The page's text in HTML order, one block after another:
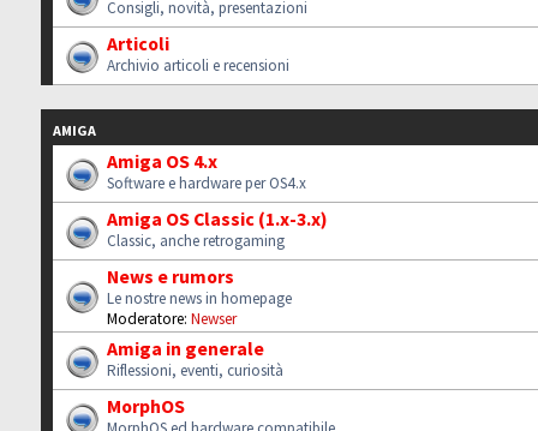
Consigli, novità, presentazioni
Articoli
Archivio articoli e recensioni
AMIGA
Amiga OS 4.x
Software e hardware per OS4.x
Amiga OS Classic (1.x-3.x)
Classic, anche retrogaming
News e rumors
Le nostre news in homepage
Moderatore: Newser
Amiga in generale
Riflessioni, eventi, curiosità
MorphOS